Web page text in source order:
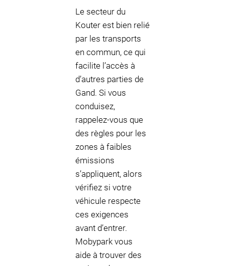
Le secteur du
Kouter est bien relié
par les transports
en commun, ce qui
facilite l’accès à
d’autres parties de
Gand. Si vous
conduisez,
rappelez-vous que
des règles pour les
zones à faibles
émissions
s’appliquent, alors
vérifiez si votre
véhicule respecte
ces exigences
avant d’entrer.
Mobypark vous
aide à trouver des